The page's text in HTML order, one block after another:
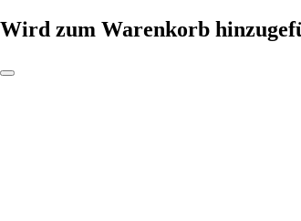
Wird zum Warenkorb